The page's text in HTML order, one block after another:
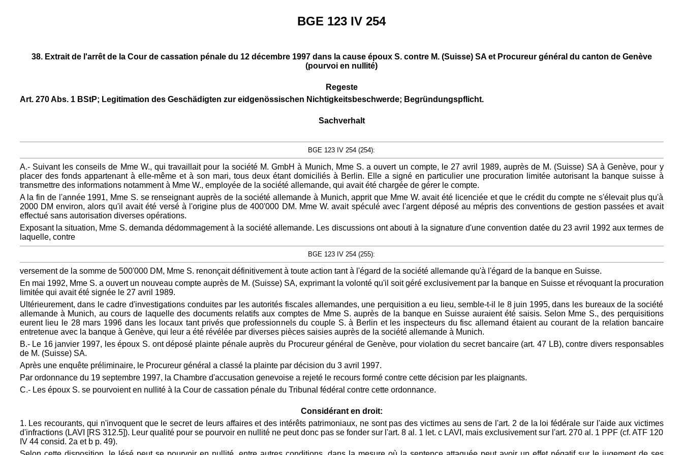
BGE 123 IV 254
38. Extrait de l'arrêt de la Cour de cassation pénale du 12 décembre 1997 dans la cause époux S. contre M. (Suisse) SA et Procureur général du canton de Genève
(pourvoi en nullité)
Regeste
Art. 270 Abs. 1 BStP; Legitimation des Geschädigten zur eidgenössischen Nichtigkeitsbeschwerde; Begründungspflicht.
Sachverhalt
BGE 123 IV 254 (254):
A.- Suivant les conseils de Mme W., qui travaillait pour la société M. GmbH à Munich, Mme S. a ouvert un compte, le 27 avril 1989, auprès de M. (Suisse) SA à Genève, pour y
placer des fonds appartenant à elle-même et à son mari, tous deux étant domiciliés à Berlin. Elle a signé en particulier une procuration limitée autorisant la banque suisse à
transmettre des informations notamment à Mme W., employée de la société allemande, qui avait été chargée de gérer le compte.
A la fin de l'année 1991, Mme S. se renseignant auprès de la société allemande à Munich, apprit que Mme W. avait été licenciée et que le crédit du compte ne s'élevait plus qu'à
2000 DM environ, alors qu'il avait été versé à l'origine plus de 400'000 DM. Mme W. avait spéculé avec l'argent déposé au mépris des conventions de gestion passées et avait
effectué sans autorisation diverses opérations.
Exposant la situation, Mme S. demanda dédommagement à la société allemande. Les discussions ont abouti à la signature d'une convention datée du 23 avril 1992 aux termes de
laquelle, contre
BGE 123 IV 254 (255):
versement de la somme de 500'000 DM, Mme S. renonçait définitivement à toute action tant à l'égard de la société allemande qu'à l'égard de la banque en Suisse.
En mai 1992, Mme S. a ouvert un nouveau compte auprès de M. (Suisse) SA, exprimant la volonté qu'il soit géré exclusivement par la banque en Suisse et révoquant la procuration
limitée qui avait été signée le 27 avril 1989.
Ultérieurement, dans le cadre d'investigations conduites par les autorités fiscales allemandes, une perquisition a eu lieu, semble-t-il le 8 juin 1995, dans les bureaux de la société
allemande à Munich, au cours de laquelle des documents relatifs aux comptes de Mme S. auprès de la banque en Suisse auraient été saisis. Selon Mme S., des perquisitions
eurent lieu le 28 mars 1996 dans les locaux tant privés que professionnels du couple S. à Berlin et les inspecteurs du fisc allemand étaient au courant de la relation bancaire
entretenue avec la banque à Genève, qui leur a été révélée par diverses pièces saisies auprès de la société allemande à Munich.
B.- Le 16 janvier 1997, les époux S. ont déposé plainte pénale auprès du Procureur général de Genève, pour violation du secret bancaire (art. 47 LB), contre divers responsables
de M. (Suisse) SA.
Après une enquête préliminaire, le Procureur général a classé la plainte par décision du 3 avril 1997.
Par ordonnance du 19 septembre 1997, la Chambre d'accusation genevoise a rejeté le recours formé contre cette décision par les plaignants.
C.- Les époux S. se pourvoient en nullité à la Cour de cassation pénale du Tribunal fédéral contre cette ordonnance.
Considérant en droit:
1. Les recourants, qui n'invoquent que le secret de leurs affaires et des intérêts patrimoniaux, ne sont pas des victimes au sens de l'art. 2 de la loi fédérale sur l'aide aux victimes
d'infractions (LAVI [RS 312.5]). Leur qualité pour se pourvoir en nullité ne peut donc pas se fonder sur l'art. 8 al. 1 let. c LAVI, mais exclusivement sur l'art. 270 al. 1 PPF (cf. ATF 120
IV 44 consid. 2a et b p. 49).